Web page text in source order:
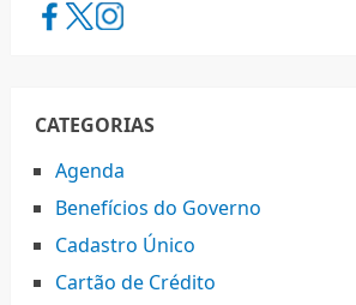
CATEGORIAS
Agenda
Benefícios do Governo
Cadastro Único
Cartão de Crédito